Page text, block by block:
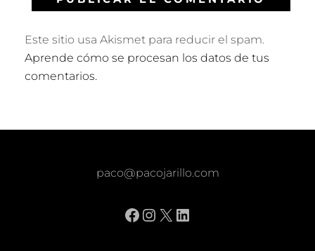
Este sitio usa Akismet para reducir el spam.
Aprende cómo se procesan los datos de tus
comentarios.
paco@pacojarillo.com
Facebook
Instagram
X LinkedIn